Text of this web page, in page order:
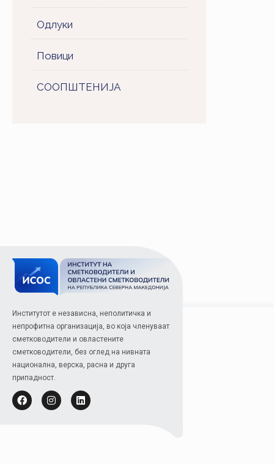
Одлуки
Повици
СООПШТЕНИJA
Институтот е независна, неполитичка и
непрофитна организација, во која членуваат
сметководители и овластените
сметководители, без оглед на нивната
национална, верска, расна и друга
припадност.